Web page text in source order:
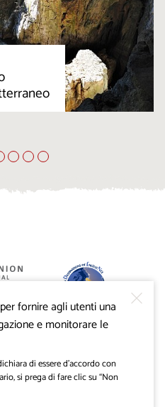
dalla
di sviluppo
fornire agli utenti una
e monitorare le
di essere d’accordo con
si prega di fare clic su “Non